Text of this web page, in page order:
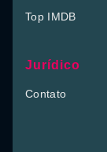
Top IMDB
Jurídico
Contato